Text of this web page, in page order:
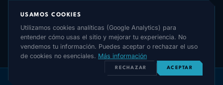
USAMOS COOKIES
Utilizamos cookies analíticas (Google Analytics) para
entender cómo usas el sitio y mejorar tu experiencia. No
vendemos tu información. Puedes aceptar o rechazar el uso
de cookies no esenciales. Más información
RECHAZAR ACEPTAR